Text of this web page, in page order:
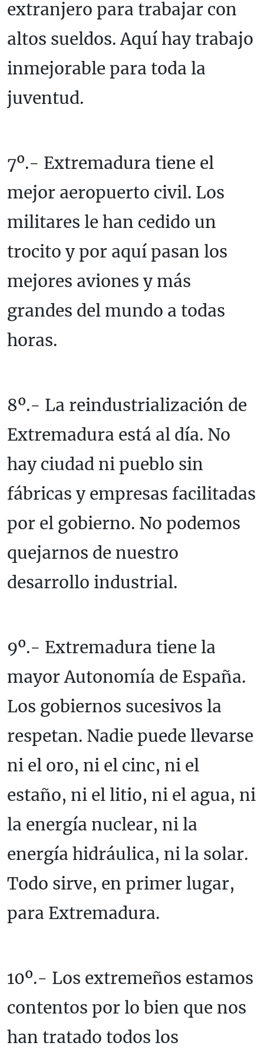
extranjero para trabajar con
altos sueldos. Aquí hay trabajo
inmejorable para toda la
juventud.
7º.- Extremadura tiene el
mejor aeropuerto civil. Los
militares le han cedido un
trocito y por aquí pasan los
mejores aviones y más
grandes del mundo a todas
horas.
8º.- La reindustrialización de
Extremadura está al día. No
hay ciudad ni pueblo sin
fábricas y empresas facilitadas
por el gobierno. No podemos
quejarnos de nuestro
desarrollo industrial.
9º.- Extremadura tiene la
mayor Autonomía de España.
Los gobiernos sucesivos la
respetan. Nadie puede llevarse
ni el oro, ni el cinc, ni el
estaño, ni el litio, ni el agua, ni
la energía nuclear, ni la
energía hidráulica, ni la solar.
Todo sirve, en primer lugar,
para Extremadura.
10º.- Los extremeños estamos
contentos por lo bien que nos
han tratado todos los